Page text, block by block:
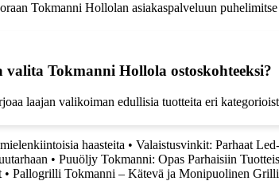
Tokmanni Hollolan asiakaspalveluun
Tokmanni Hollola ostoskohteeksi?
laajan valikoiman edullisia tuotteita eri
haasteita • Valaistusvinkit: Parhaat
• Puuöljy Tokmanni: Opas Parhaisiin
• Pallogrilli Tokmanni – Kätevä ja Monipuolinen Grilli